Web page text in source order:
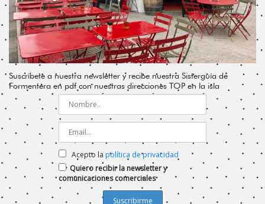
Suscríbete a nuestra newsletter y recibe nuestra Sisterguía de
Formentera en pdf con nuestras direcciones TOP en la isla
Acepto la política de privacidad
Quiero recibir la newsletter y
comunicaciones comerciales